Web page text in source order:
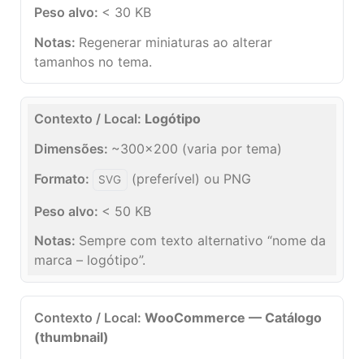
< 30 KB
Regenerar miniaturas ao alterar
tamanhos no tema.
Logótipo
~300×200 (varia por tema)
SVG
(preferível) ou PNG
< 50 KB
Sempre com texto alternativo “nome da
marca – logótipo”.
WooCommerce — Catálogo
(thumbnail)